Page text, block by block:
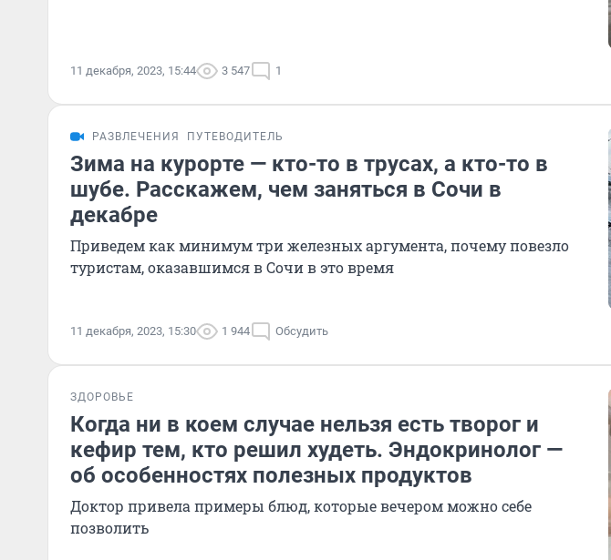
11 декабря, 2023, 15:44 3 547 1
РАЗВЛЕЧЕНИЯ ПУТЕВОДИТЕЛЬ
Зима на курорте — кто-то в трусах, а кто-то в
шубе. Расскажем, чем заняться в Сочи в
декабре
Приведем как минимум три железных аргумента, почему повезло
туристам, оказавшимся в Сочи в это время
11 декабря, 2023, 15:30 1 944 Обсудить
ЗДОРОВЬЕ
Когда ни в коем случае нельзя есть творог и
кефир тем, кто решил худеть. Эндокринолог —
об особенностях полезных продуктов
Доктор привела примеры блюд, которые вечером можно себе
позволить